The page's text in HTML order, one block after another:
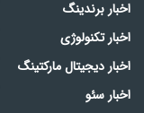
اخبار برندینگ
اخبار تکنولوژی
اخبار دیجیتال مارکتینگ
اخبار سئو